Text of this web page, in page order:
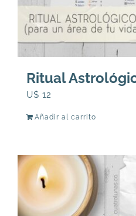
Ritual
U$ 12
Añadir al carrito